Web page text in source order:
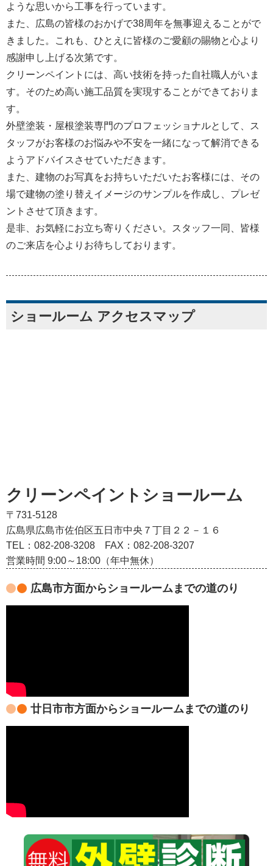
ような思いから工事を行っています。
また、広島の皆様のおかげで38周年を無事迎えることがで
きました。これも、ひとえに皆様のご愛顧の賜物と心より
感謝申し上げる次第です。
クリーンペイントには、高い技術を持った自社職人がいま
す。そのため高い施工品質を実現することができておりま
す。
外壁塗装・屋根塗装専門のプロフェッショナルとして、ス
タッフがお客様のお悩みや不安を一緒になって解消できる
ようアドバイスさせていただきます。
また、建物のお写真をお持ちいただいたお客様には、その
場で建物の塗り替えイメージのサンプルを作成し、プレゼ
ントさせて頂きます。
是非、お気軽にお立ち寄りください。スタッフ一同、皆様
のご来店を心よりお待ちしております。
ショールーム アクセスマップ
クリーンペイントショールーム
〒731-5128
広島県広島市佐伯区五日市中央７丁目２２－１６
TEL：082‐208‐3208
FAX：082-208-3207
営業時間 9:00～18:00（年中無休）
広島市方面からショールームまでの道のり
廿日市市方面からショールームまでの道のり